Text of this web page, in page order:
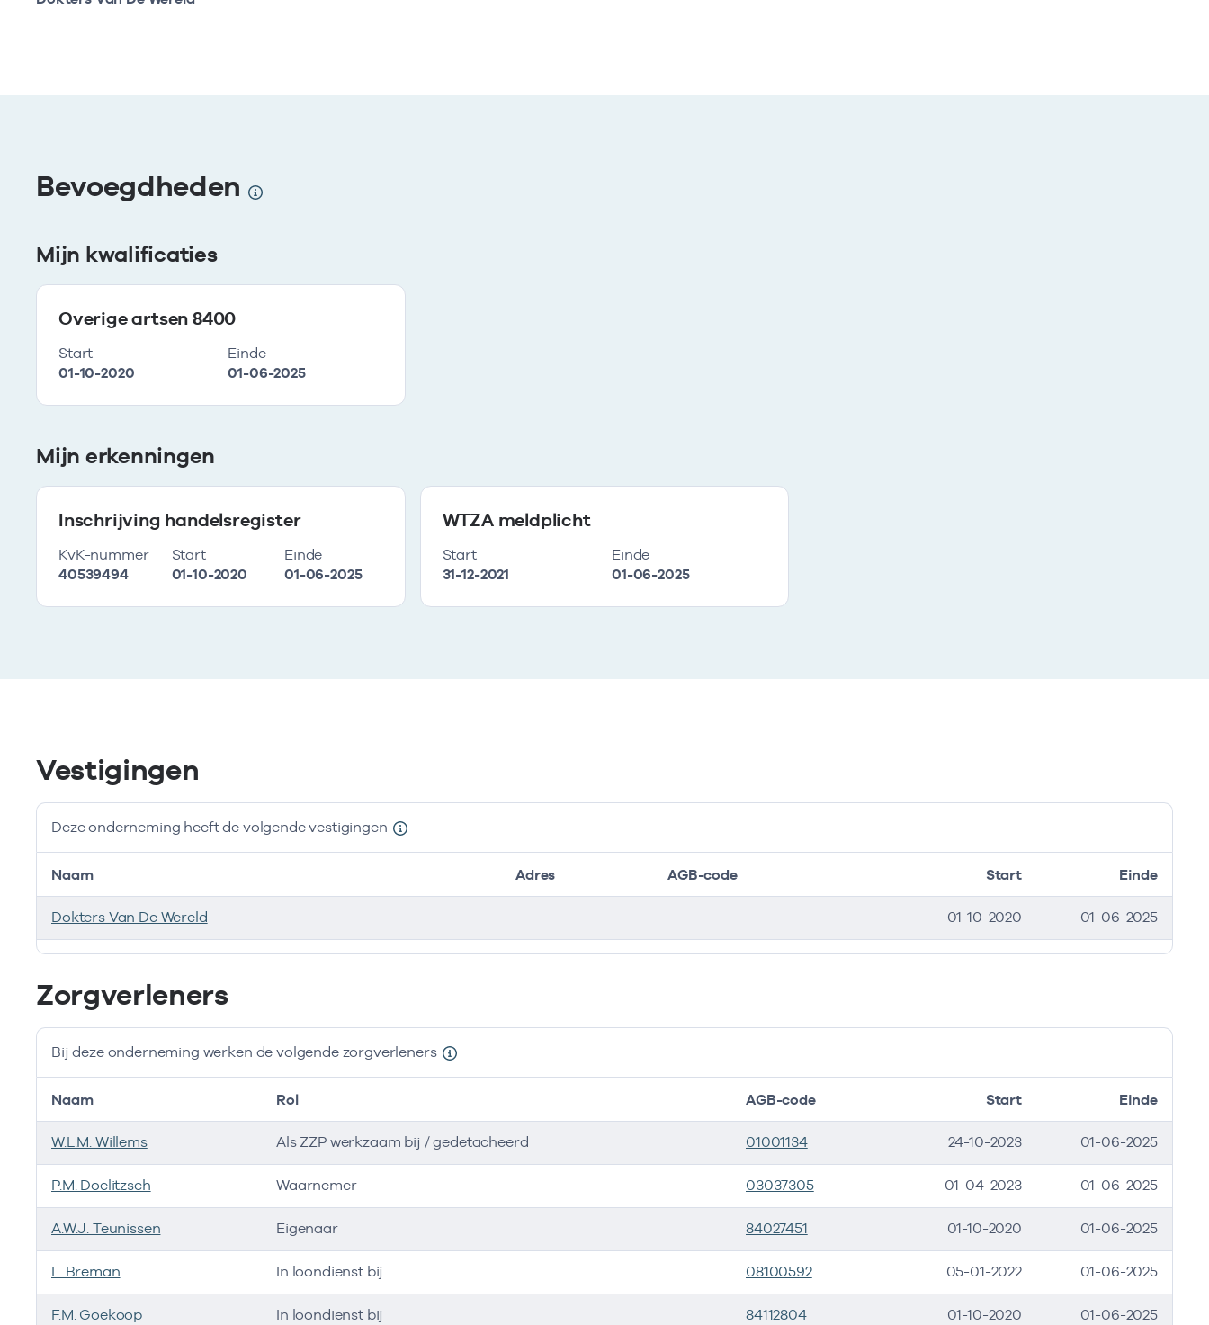
Bevoegdheden
Mijn kwalificaties
Overige artsen 8400
Start
01-10-2020
Einde
01-06-2025
Mijn erkenningen
Inschrijving handelsregister
KvK-nummer
40539494
Start
01-10-2020
Einde
01-06-2025
WTZA meldplicht
Start
31-12-2021
Einde
01-06-2025
Vestigingen
Deze onderneming heeft de volgende vestigingen
Deze onderneming heeft de volgende vestigingen
Naam Adres AGB-code Start Einde
Dokters Van De Wereld - 01-10-2020 01-06-2025
Zorgverleners
Bij deze onderneming werken de volgende zorgverleners
Naam Rol AGB-code Start Einde
W.L.M. Willems Als ZZP werkzaam bij / gedetacheerd 01001134 24-10-2023 01-06-2025
P.M. Doelitzsch Waarnemer 03037305 01-04-2023 01-06-2025
A.W.J. Teunissen Eigenaar 84027451 01-10-2020 01-06-2025
L. Breman In loondienst bij 08100592 05-01-2022 01-06-2025
F.M. Goekoop In loondienst bij 84112804 01-10-2020 01-06-2025